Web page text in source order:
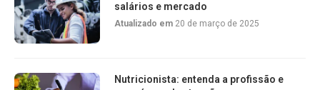
salários e mercado
Atualizado em 20 de março de 2025
Nutricionista: entenda a profissão e